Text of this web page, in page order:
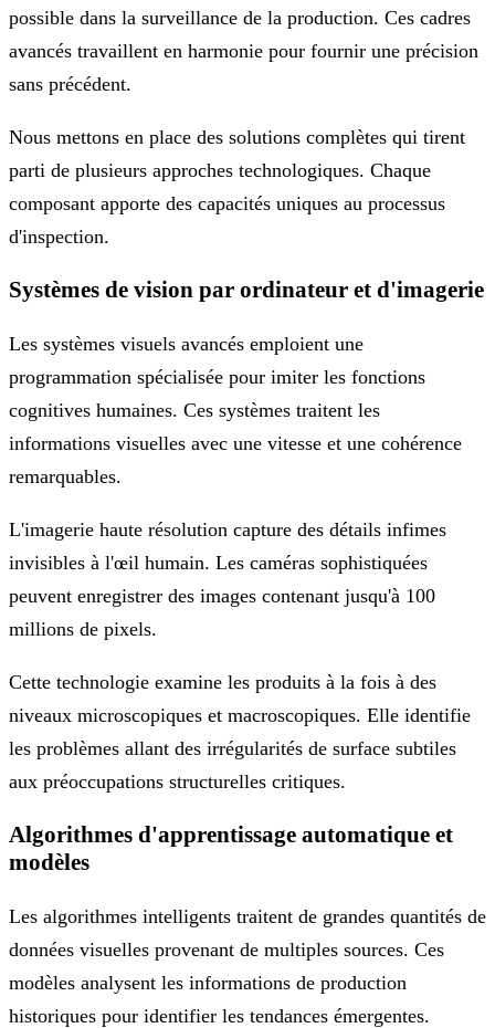
possible dans la surveillance de la production. Ces cadres
avancés travaillent en harmonie pour fournir une précision
sans précédent.
Nous mettons en place des solutions complètes qui tirent
parti de plusieurs approches technologiques. Chaque
composant apporte des capacités uniques au processus
d'inspection.
Systèmes de vision par ordinateur et d'imagerie
Les systèmes visuels avancés emploient une
programmation spécialisée pour imiter les fonctions
cognitives humaines. Ces systèmes traitent les
informations visuelles avec une vitesse et une cohérence
remarquables.
L'imagerie haute résolution capture des détails infimes
invisibles à l'œil humain. Les caméras sophistiquées
peuvent enregistrer des images contenant jusqu'à 100
millions de pixels.
Cette technologie examine les produits à la fois à des
niveaux microscopiques et macroscopiques. Elle identifie
les problèmes allant des irrégularités de surface subtiles
aux préoccupations structurelles critiques.
Algorithmes d'apprentissage automatique et
modèles
Les algorithmes intelligents traitent de grandes quantités de
données visuelles provenant de multiples sources. Ces
modèles analysent les informations de production
historiques pour identifier les tendances émergentes.